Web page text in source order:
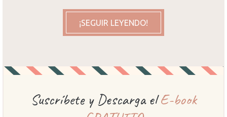
¡SEGUIR LEYENDO!
Suscríbete y Descarga elE-book